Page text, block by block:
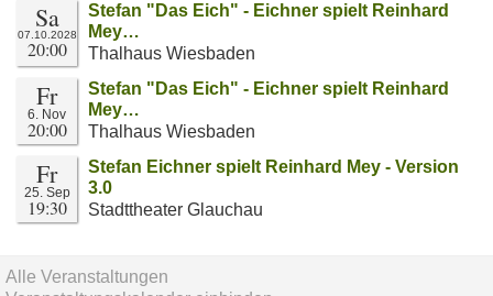
Sa
07.10.2028
20:00
Stefan "Das Eich" - Eichner spielt Reinhard
Mey…
Thalhaus Wiesbaden
Fr
6. Nov
20:00
Stefan "Das Eich" - Eichner spielt Reinhard
Mey…
Thalhaus Wiesbaden
Fr
25. Sep
19:30
Stefan Eichner spielt Reinhard Mey - Version
3.0
Stadttheater Glauchau
Alle Veranstaltungen